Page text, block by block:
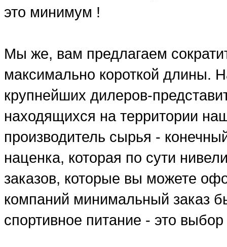
это минимум !
Мы же, вам предлагаем
максимально короткой длины.
крупнейших дилеров-
находящихся на территории
производитель сырья -
наценка, которая по сути
заказов, которые вы можете
компаний минимальный заказ
спортивное питание - это